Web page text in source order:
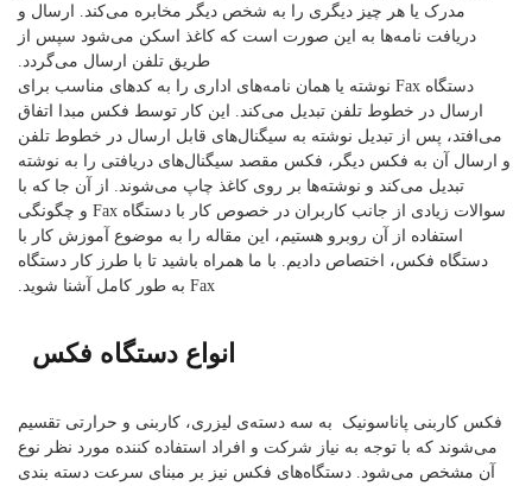
مدرک یا هر چیز دیگری را به شخص دیگر مخابره می‌کند. ارسال و
دریافت نامه‌ها به این صورت است که کاغذ اسکن می‌شود سپس از
طریق تلفن ارسال می‌گردد.
دستگاه Fax نوشته یا همان نامه‌های اداری را به کدهای مناسب برای
ارسال در خطوط تلفن تبدیل می‌کند. این کار توسط فکس مبدا اتفاق
می‌افتد، پس از تبدیل نوشته به سیگنال‌های قابل ارسال در خطوط تلفن
و ارسال آن به فکس دیگر، فکس مقصد سیگنال‌های دریافتی را به نوشته
تبدیل می‌کند و نوشته‌ها بر روی کاغذ چاپ می‌شوند. از آن جا که با
سوالات زیادی از جانب کاربران در خصوص کار با دستگاه Fax و چگونگی
استفاده از آن روبرو هستیم، این مقاله را به موضوع آموزش کار با
دستگاه فکس، اختصاص دادیم. با ما همراه باشید تا با طرز کار دستگاه
Fax به طور کامل آشنا شوید.
انواع دستگاه فکس
فکس کاربنی پاناسونیک به سه دسته‌ی لیزری، کاربنی و حرارتی تقسیم
می‌شوند که با توجه به نیاز شرکت و افراد استفاده کننده مورد نظر نوع
آن مشخص می‌شود. دستگاه‌های فکس نیز بر مبنای سرعت دسته بندی